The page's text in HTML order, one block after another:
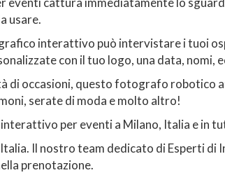
usare.
interattivo può intervistare i tuoi
con il tuo logo, una data, nomi,
occasioni, questo fotografo robotico
serate di moda e molto altro!
per eventi a Milano, Italia e in
Il nostro team dedicato di Esperti
prenotazione.